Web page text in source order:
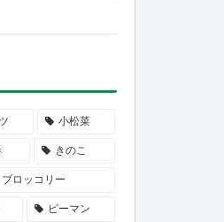
小松菜
きのこ
ブロッコリー
ピーマン